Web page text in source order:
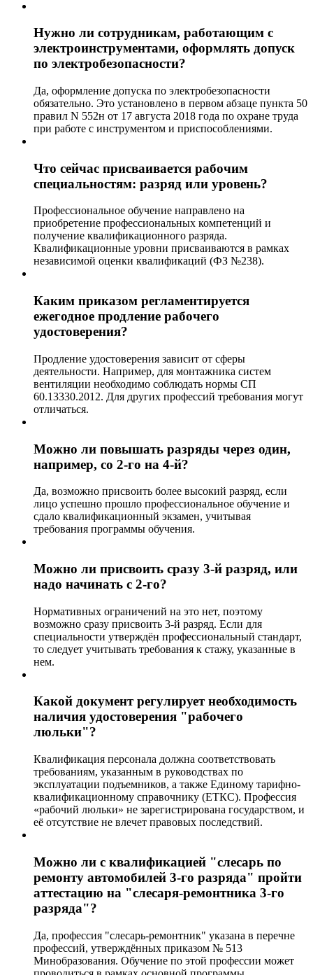
Нужно ли сотрудникам, работающим с
электроинструментами, оформлять допуск
по электробезопасности?
Да, оформление допуска по электробезопасности
обязательно. Это установлено в первом абзаце пункта 50
правил N 552н от 17 августа 2018 года по охране труда
при работе с инструментом и приспособлениями.
Что сейчас присваивается рабочим
специальностям: разряд или уровень?
Профессиональное обучение направлено на
приобретение профессиональных компетенций и
получение квалификационного разряда.
Квалификационные уровни присваиваются в рамках
независимой оценки квалификаций (ФЗ №238).
Каким приказом регламентируется
ежегодное продление рабочего
удостоверения?
Продление удостоверения зависит от сферы
деятельности. Например, для монтажника систем
вентиляции необходимо соблюдать нормы СП
60.13330.2012. Для других профессий требования могут
отличаться.
Можно ли повышать разряды через один,
например, со 2-го на 4-й?
Да, возможно присвоить более высокий разряд, если
лицо успешно прошло профессиональное обучение и
сдало квалификационный экзамен, учитывая
требования программы обучения.
Можно ли присвоить сразу 3-й разряд, или
надо начинать с 2-го?
Нормативных ограничений на это нет, поэтому
возможно сразу присвоить 3-й разряд. Если для
специальности утверждён профессиональный стандарт,
то следует учитывать требования к стажу, указанные в
нем.
Какой документ регулирует необходимость
наличия удостоверения "рабочего
люльки"?
Квалификация персонала должна соответствовать
требованиям, указанным в руководствах по
эксплуатации подъемников, а также Единому тарифно-
квалификационному справочнику (ЕТКС). Профессия
«рабочий люльки» не зарегистрирована государством, и
её отсутствие не влечет правовых последствий.
Можно ли с квалификацией "слесарь по
ремонту автомобилей 3-го разряда" пройти
аттестацию на "слесаря-ремонтника 3-го
разряда"?
Да, профессия "слесарь-ремонтник" указана в перечне
профессий, утверждённых приказом № 513
Минобразования. Обучение по этой профессии может